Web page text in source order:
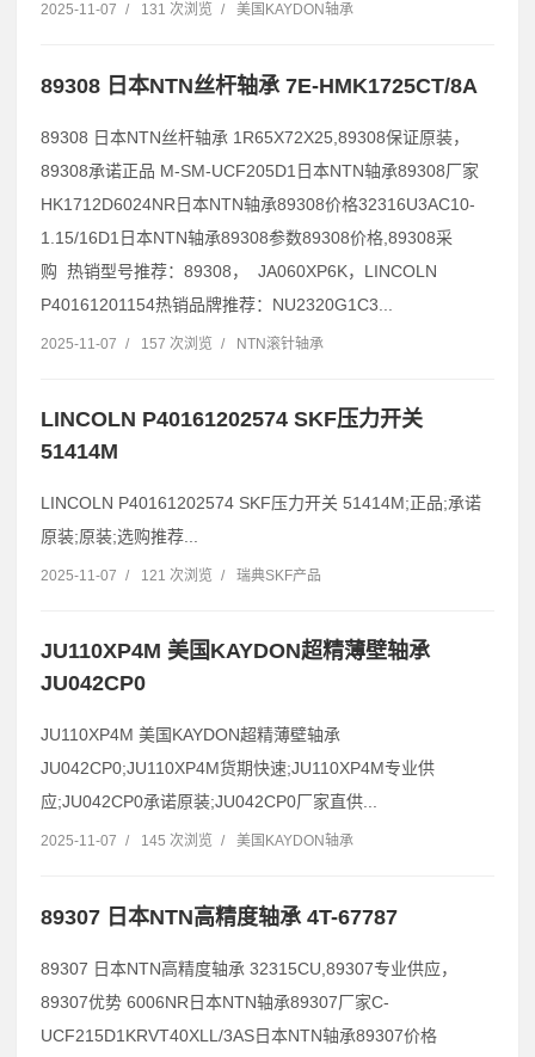
2025-11-07 / 131 次浏览 / 美国KAYDON轴承
89308 日本NTN丝杆轴承 7E-HMK1725CT/8A
89308 日本NTN丝杆轴承 1R65X72X25,89308保证原装，
89308承诺正品 M-SM-UCF205D1日本NTN轴承89308厂家
HK1712D6024NR日本NTN轴承89308价格32316U3AC10-
1.15/16D1日本NTN轴承89308参数89308价格,89308采
购 热销型号推荐：89308， JA060XP6K，LINCOLN
P40161201154热销品牌推荐：NU2320G1C3...
2025-11-07 / 157 次浏览 / NTN滚针轴承
LINCOLN P40161202574 SKF压力开关
51414M
LINCOLN P40161202574 SKF压力开关 51414M;正品;承诺
原装;原装;选购推荐...
2025-11-07 / 121 次浏览 / 瑞典SKF产品
JU110XP4M 美国KAYDON超精薄壁轴承
JU042CP0
JU110XP4M 美国KAYDON超精薄壁轴承
JU042CP0;JU110XP4M货期快速;JU110XP4M专业供
应;JU042CP0承诺原装;JU042CP0厂家直供...
2025-11-07 / 145 次浏览 / 美国KAYDON轴承
89307 日本NTN高精度轴承 4T-67787
89307 日本NTN高精度轴承 32315CU,89307专业供应，
89307优势 6006NR日本NTN轴承89307厂家C-
UCF215D1KRVT40XLL/3AS日本NTN轴承89307价格